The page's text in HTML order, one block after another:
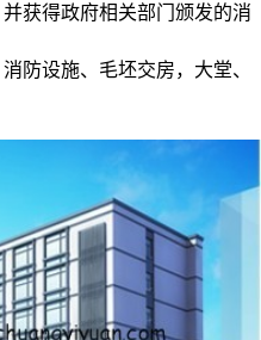
获得政府相关部门颁发的消
防设施、毛坯交房，大堂、